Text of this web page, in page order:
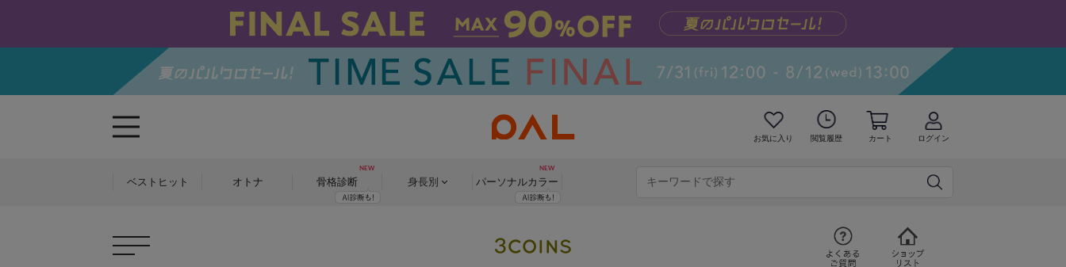
お気に入り 閲覧履歴 カート ログイン
ベストヒット オトナ 骨格診断 身長別 パーソナルカラー